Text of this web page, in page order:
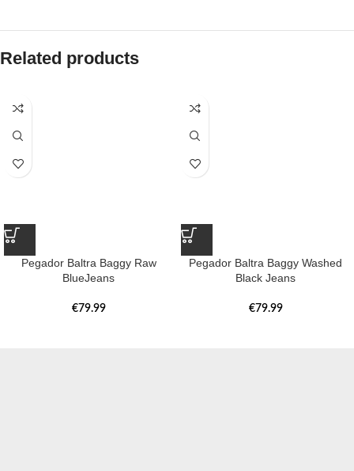
Related products
Pegador Baltra Baggy Raw
BlueJeans
€79.99
Pegador Baltra Baggy Washed
Black Jeans
€79.99